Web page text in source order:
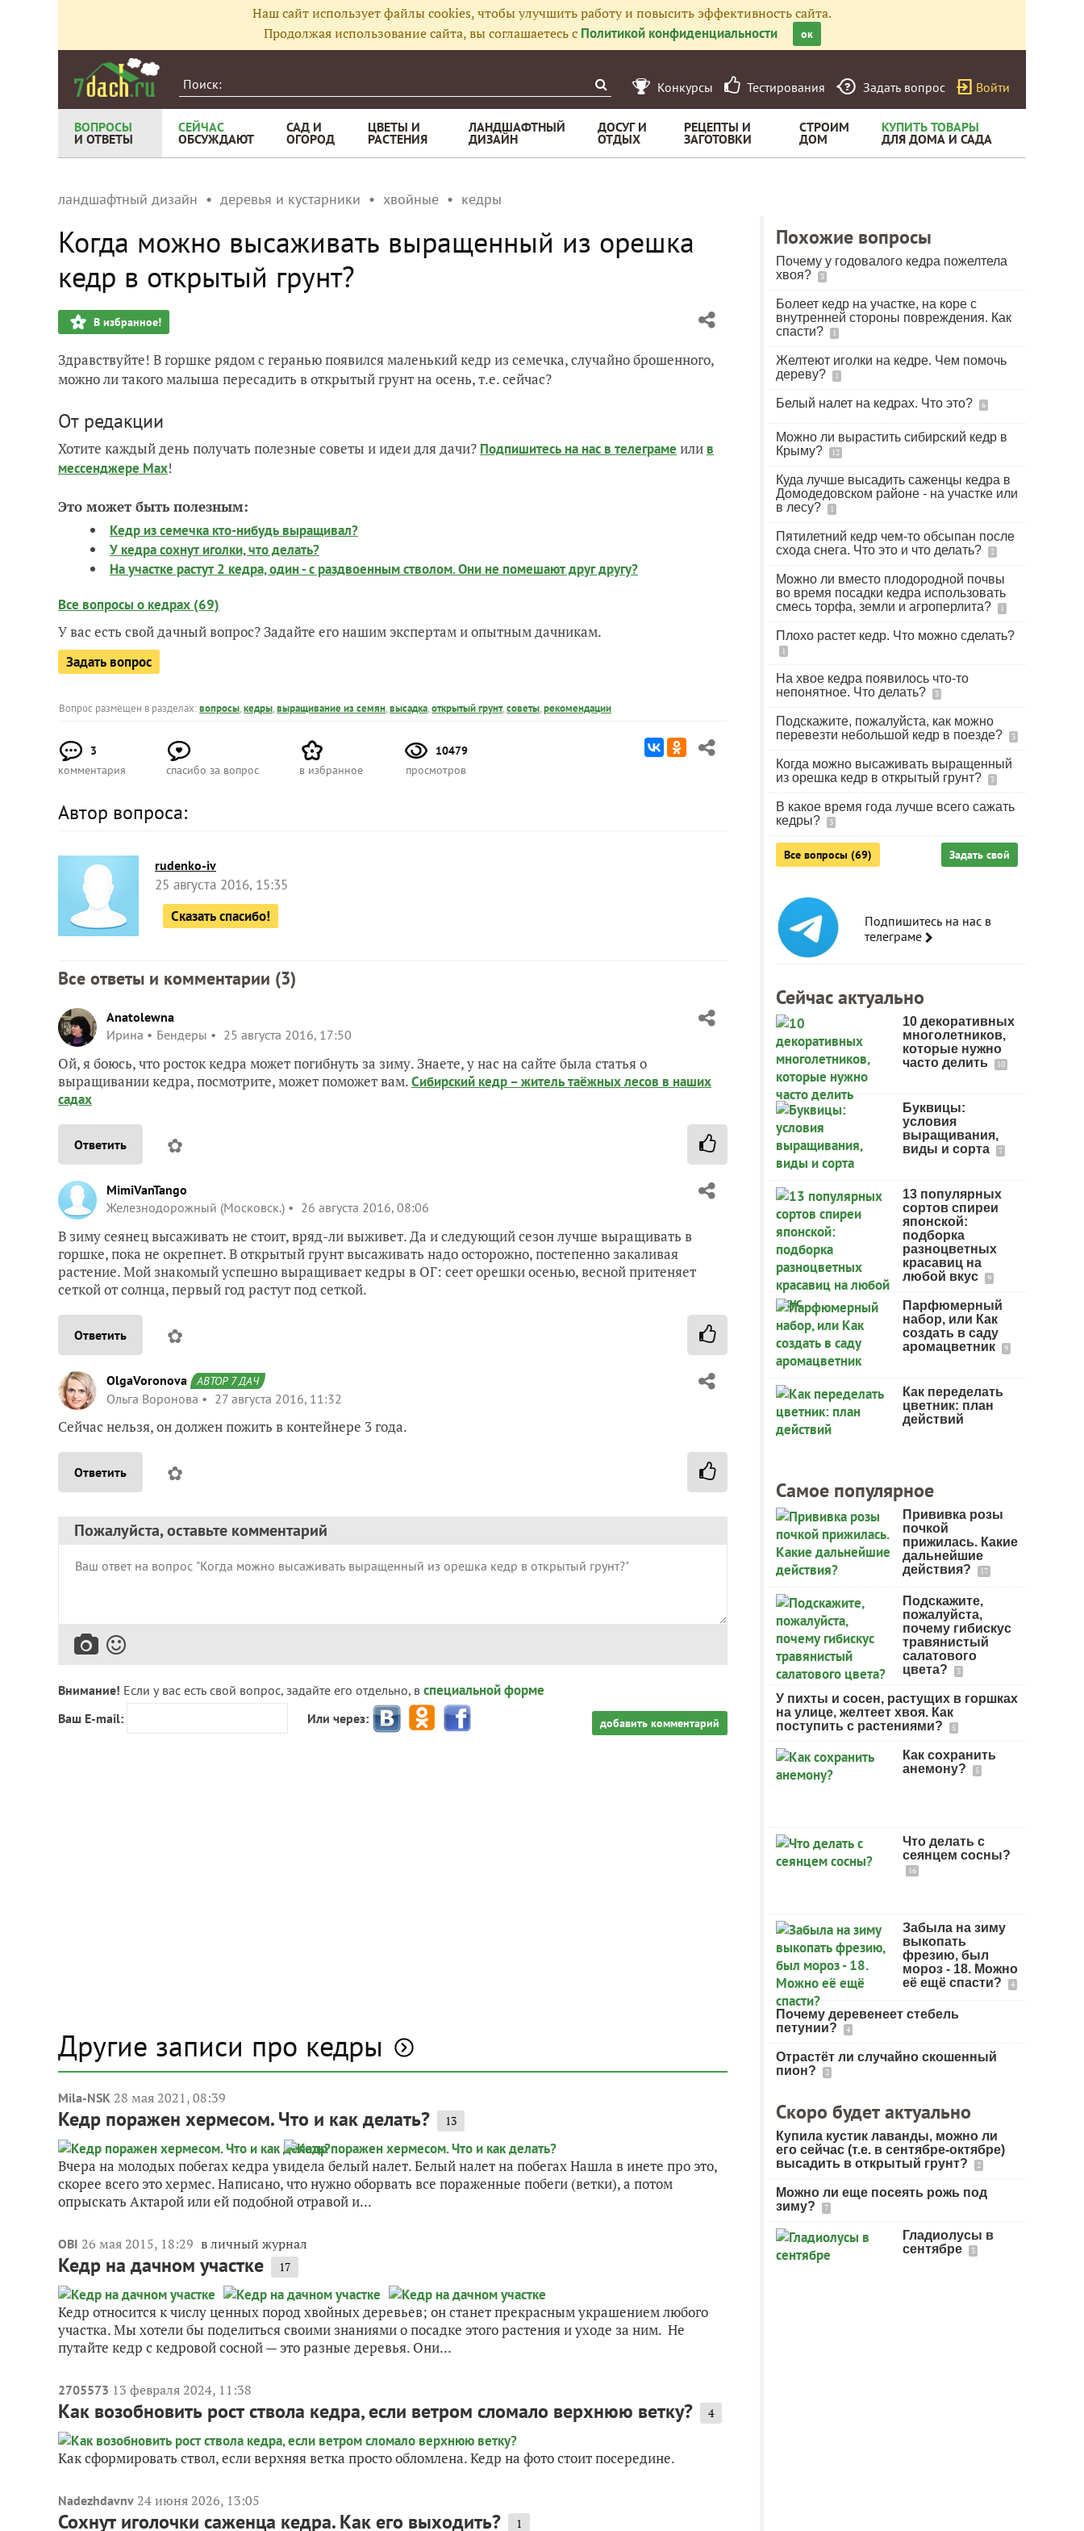
Наш сайт использует файлы cookies, чтобы улучшить работу и повысить эффективность сайта.
Продолжая использование сайта, вы соглашаетесь с Политикой конфиденциальности ок
Конкурсы Тестирования Задать вопрос Войти
ВОПРОСЫ
И ОТВЕТЫ
СЕЙЧАС
ОБСУЖДАЮТ
САД И
ОГОРОД
ЦВЕТЫ И
РАСТЕНИЯ
ЛАНДШАФТНЫЙ
ДИЗАЙН
ДОСУГ И
ОТДЫХ
РЕЦЕПТЫ И
ЗАГОТОВКИ
СТРОИМ
ДОМ
КУПИТЬ ТОВАРЫ
ДЛЯ ДОМА И САДА
ландшафтный дизайн деревья и кустарники хвойные кедры
Когда можно высаживать выращенный из орешка
кедр в открытый грунт?
В избранное!
Здравствуйте! В горшке рядом с геранью появился маленький кедр из семечка, случайно брошенного,
можно ли такого малыша пересадить в открытый грунт на осень, т.е. сейчас?
От редакции
Хотите каждый день получать полезные советы и идеи для дачи? Подпишитесь на нас в телеграме или в
мессенджере Max!
Это может быть полезным:
Кедр из семечка кто-нибудь выращивал?
У кедра сохнут иголки, что делать?
На участке растут 2 кедра, один - с раздвоенным стволом. Они не помешают друг другу?
Все вопросы о кедрах (69)
У вас есть свой дачный вопрос? Задайте его нашим экспертам и опытным дачникам.
Задать вопрос
Вопрос размещен в разделах:вопросы,кедры,выращивание из семян,высадка,открытый грунт,советы,рекомендации
3
комментария
спасибо за вопрос в избранное
10479
просмотров
Автор вопроса:
rudenko-iv
25 августа 2016, 15:35
Сказать спасибо!
Все ответы и комментарии (3)
Anatolewna
Ирина
Бендеры 25 августа 2016, 17:50
Ой, я боюсь, что росток кедра может погибнуть за зиму. Знаете, у нас на сайте была статья о
выращивании кедра, посмотрите, может поможет вам.Сибирский кедр – житель таёжных лесов в наших
садах
Ответить ✿
MimiVanTango
Железнодорожный (Московск.)
26 августа 2016, 08:06
В зиму сеянец высаживать не стоит, вряд-ли выживет. Да и следующий сезон лучше выращивать в
горшке, пока не окрепнет. В открытый грунт высаживать надо осторожно, постепенно закаливая
растение. Мой знакомый успешно выращивает кедры в ОГ: сеет орешки осенью, весной притеняет
сеткой от солнца, первый год растут под сеткой.
Ответить ✿
OlgaVoronova АВТОР 7 ДАЧ
Ольга Воронова 27 августа 2016, 11:32
Сейчас нельзя, он должен пожить в контейнере 3 года.
Ответить ✿
Пожалуйста, оставьте комментарий
Внимание! Если у вас есть свой вопрос, задайте его отдельно, в специальной форме
Ваш E-mail: Или через: добавить комментарий
Другие записи про кедры
Mila-NSK 28 мая 2021, 08:39
Кедр поражен хермесом. Что и как делать? 13
Вчера на молодых побегах кедра увидела белый налет. Белый налет на побегах Нашла в инете про это,
скорее всего это хермес. Написано, что нужно оборвать все пораженные побеги (ветки), а потом
опрыскать Актарой или ей подобной отравой и...
OBI 26 мая 2015, 18:29 в личный журнал
Кедр на дачном участке 17
Кедр относится к числу ценных пород хвойных деревьев; он станет прекрасным украшением любого
участка. Мы хотели бы поделиться своими знаниями о посадке этого растения и уходе за ним. Не
путайте кедр с кедровой сосной — это разные деревья. Они...
2705573 13 февраля 2024, 11:38
Как возобновить рост ствола кедра, если ветром сломало верхнюю ветку? 4
Как сформировать ствол, если верхняя ветка просто обломлена. Кедр на фото стоит посередине.
Nadezhdavnv 24 июня 2026, 13:05
Сохнут иголочки саженца кедра. Как его выходить? 1
Похожие вопросы
Почему у годовалого кедра пожелтела
хвоя?
3
Болеет кедр на участке, на коре с
внутренней стороны повреждения. Как
спасти?
1
Желтеют иголки на кедре. Чем помочь
дереву?
1
Белый налет на кедрах. Что это? 6
Можно ли вырастить сибирский кедр в
Крыму?
12
Куда лучше высадить саженцы кедра в
Домодедовском районе - на участке или
в лесу?
1
Пятилетний кедр чем-то обсыпан после
схода снега. Что это и что делать?
2
Можно ли вместо плодородной почвы
во время посадки кедра использовать
смесь торфа, земли и агроперлита?
1
Плохо растет кедр. Что можно сделать?
1
На хвое кедра появилось что-то
непонятное. Что делать?
3
Подскажите, пожалуйста, как можно
перевезти небольшой кедр в поезде?
3
Когда можно высаживать выращенный
из орешка кедр в открытый грунт?
3
В какое время года лучше всего сажать
кедры?
3
Все вопросы (69) Задать свой
Подпишитесь на нас в
телеграме
Сейчас актуально
10 декоративных
многолетников,
которые нужно
часто делить
10
Буквицы:
условия
выращивания,
виды и сорта
7
13 популярных
сортов спиреи
японской:
подборка
разноцветных
красавиц на
любой вкус
9
Парфюмерный
набор, или Как
создать в саду
аромацветник
9
Как переделать
цветник: план
действий
Самое популярное
Прививка розы
почкой
прижилась. Какие
дальнейшие
действия?
17
Подскажите,
пожалуйста,
почему гибискус
травянистый
салатового
цвета?
3
У пихты и сосен, растущих в горшках
на улице, желтеет хвоя. Как
поступить с растениями?
5
Как сохранить
анемону?
5
Что делать с
сеянцем сосны?
16
Забыла на зиму
выкопать
фрезию, был
мороз - 18. Можно
её ещё спасти?
4
Почему деревенеет стебель
петунии?
4
Отрастёт ли случайно скошенный
пион?
2
Скоро будет актуально
Купила кустик лаванды, можно ли
его сейчас (т.е. в сентябре-октябре)
высадить в открытый грунт?
2
Можно ли еще посеять рожь под
зиму?
7
Гладиолусы в
сентябре
3